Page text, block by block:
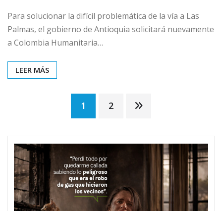
Para solucionar la difícil problemática de la vía a Las
Palmas, el gobierno de Antioquia solicitará nuevamente
a Colombia Humanitaria…
LEER MÁS
Paginación
de
entradas
1 2